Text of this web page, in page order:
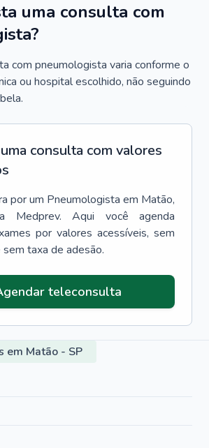
uma consulta com
com pneumologista varia conforme o
ou hospital escolhido, não seguindo
consulta com valores
por um Pneumologista em Matão,
Medprev. Aqui você agenda
por valores acessíveis, sem
taxa de adesão.
teleconsulta
em Matão - SP